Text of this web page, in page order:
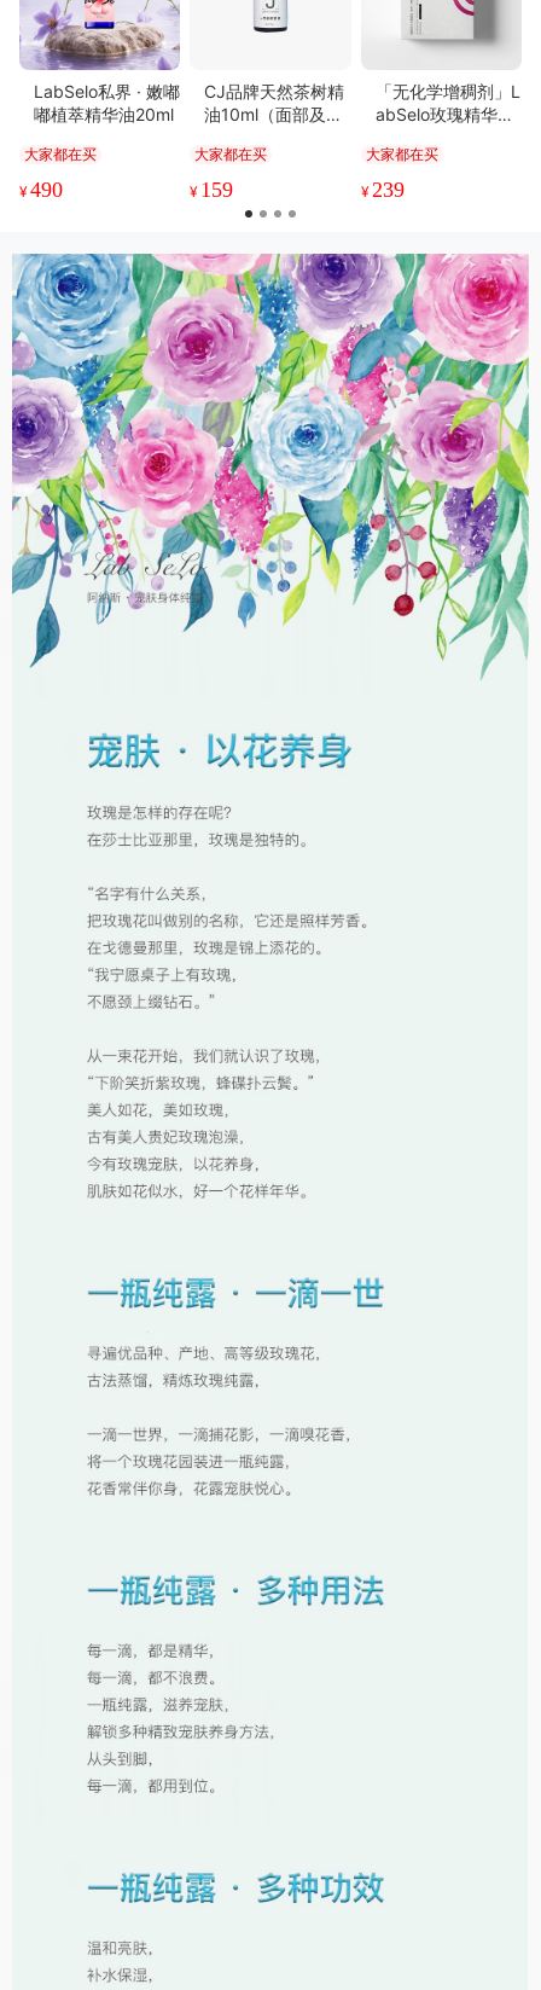
LabSelo私界 · 嫩嘟
嘟植萃精华油20ml
大家都在买
¥490
CJ品牌天然茶树精
油10ml（面部及全
pa 护肤品）
大家都在买
¥ 159
「无化学增稠剂」L
abSelo玫瑰精华水
大家都在买
¥ 239